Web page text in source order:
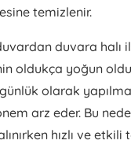
temizlenir.
duvara halı
oldukça yoğun
olarak
arz eder. Bu
hızlı ve etkili